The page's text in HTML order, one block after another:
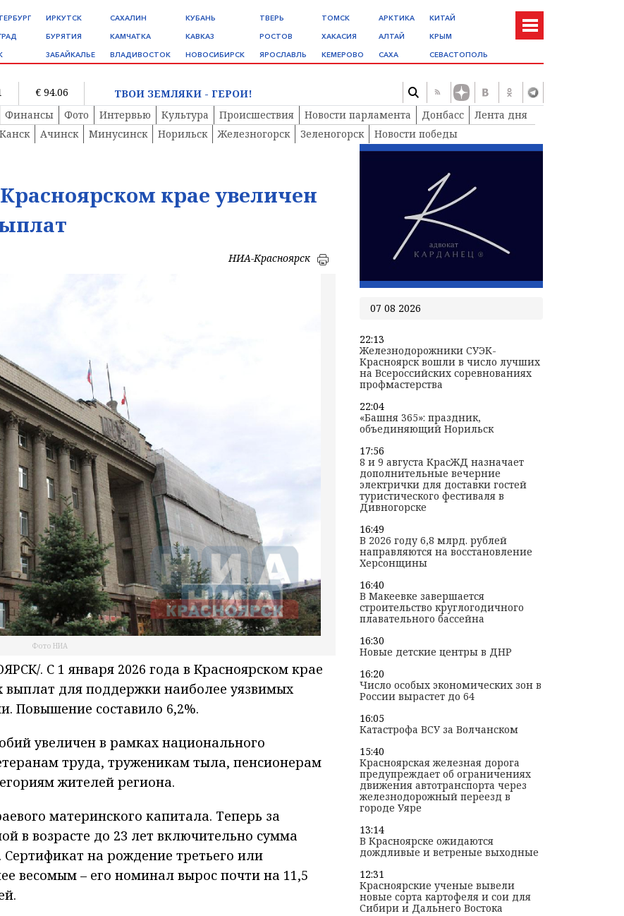
ИРКУТСК
БУРЯТИЯ
ЗАБАЙКАЛЬЕ
САХАЛИН
КАМЧАТКА
ВЛАДИВОСТОК
КУБАНЬ
КАВКАЗ
НОВОСИБИРСК
ТВЕРЬ
РОСТОВ
ЯРОСЛАВЛЬ
ТОМСК
ХАКАСИЯ
КЕМЕРОВО
АРКТИКА
АЛТАЙ
САХА
КИТАЙ
КРЫМ
СЕВАСТОПОЛЬ
€ 94.06
ТВОИ ЗЕМЛЯКИ - ГЕРОИ!
Финансы Фото Интервью Культура Происшествия Новости парламента Донбасс
Лента дня
Канск Ачинск Минусинск Норильск Железногорск Зеленогорск
Новости победы
крае увеличен
НИА-Красноярск
Фото НИА
. С 1 января 2026 года в Красноярском крае
для поддержки наиболее уязвимых
Повышение составило 6,2%.
увеличен в рамках национального
труда, труженикам тыла, пенсионерам
жителей региона.
материнского капитала. Теперь за
в возрасте до 23 лет включительно сумма
Сертификат на рождение третьего или
весомым – его номинал вырос почти на 11,5
07 08 2026
22:13
Железнодорожники СУЭК-
Красноярск вошли в число лучших
на Всероссийских соревнованиях
профмастерства
22:04
«Башня 365»: праздник,
объединяющий Норильск
17:56
8 и 9 августа КрасЖД назначает
дополнительные вечерние
электрички для доставки гостей
туристического фестиваля в
Дивногорске
16:49
В 2026 году 6,8 млрд. рублей
направляются на восстановление
Херсонщины
16:40
В Макеевке завершается
строительство круглогодичного
плавательного бассейна
16:30
Новые детские центры в ДНР
16:20
Число особых экономических зон в
России вырастет до 64
16:05
Катастрофа ВСУ за Волчанском
15:40
Красноярская железная дорога
предупреждает об ограничениях
движения автотранспорта через
железнодорожный переезд в
городе Уяре
13:14
В Красноярске ожидаются
дождливые и ветреные выходные
12:31
Красноярские ученые вывели
новые сорта картофеля и сои для
Сибири и Дальнего Востока